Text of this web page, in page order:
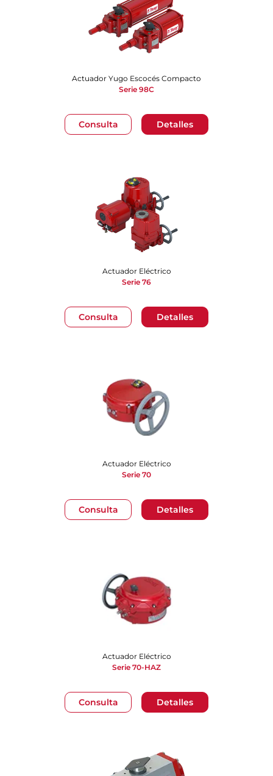
Consulta Detalles
Actuador Yugo Escocés Compacto
Serie 98C
Consulta Detalles
Actuador Eléctrico
Serie 76
Consulta Detalles
Actuador Eléctrico
Serie 70
Consulta Detalles
Actuador Eléctrico
Serie 70-HAZ